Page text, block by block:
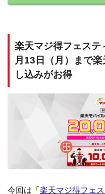
楽天マジ得フェス
月13日（月）まで
し込みがお得
今回は「 楽天マジ得フェ